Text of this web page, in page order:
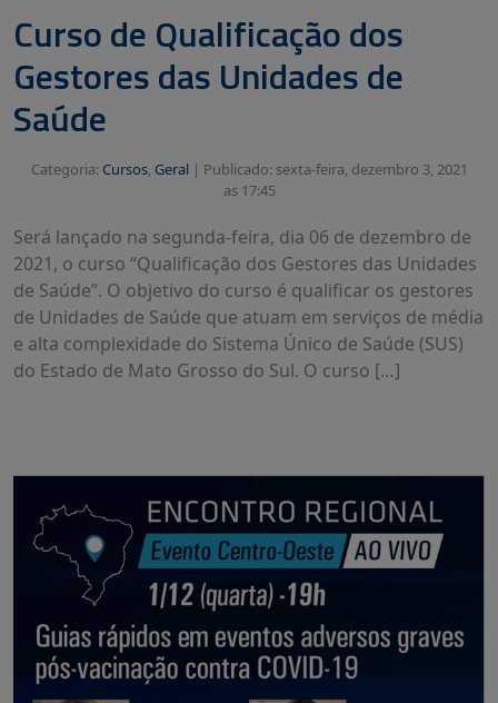
Curso de Qualificação dos
Gestores das Unidades de
Saúde
Categoria: Cursos, Geral| Publicado: sexta-feira, dezembro 3, 2021
as 17:45
Será lançado na segunda-feira, dia 06 de dezembro de
2021, o curso “Qualificação dos Gestores das Unidades
de Saúde”. O objetivo do curso é qualificar os gestores
de Unidades de Saúde que atuam em serviços de média
e alta complexidade do Sistema Único de Saúde (SUS)
do Estado de Mato Grosso do Sul. O curso […]